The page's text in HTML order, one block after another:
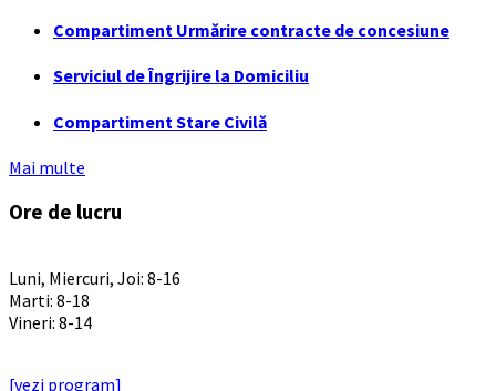
Compartiment Urmărire contracte de concesiune
Serviciul de Îngrijire la Domiciliu
Compartiment Stare Civilă
Mai multe
Ore de lucru
Luni, Miercuri, Joi: 8-16
Marti: 8-18
Vineri: 8-14
[vezi program]